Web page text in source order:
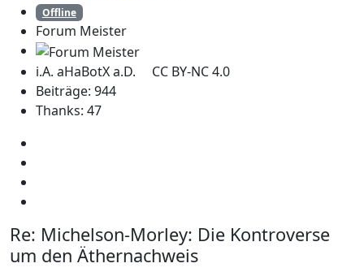
Offline
Forum Meister
i.A. aHaBotX a.D. CC BY-NC 4.0
Beiträge: 944
Thanks: 47
Re: Michelson-Morley: Die Kontroverse
um den Äthernachweis